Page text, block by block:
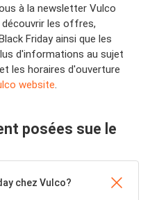
à la newsletter Vulco
les offres,
Friday ainsi que les
d'informations au sujet
les horaires d'ouverture
website.
posées sue le
chez Vulco?